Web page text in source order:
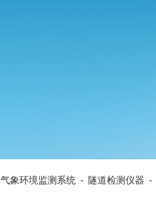
气象环境监测系统 - 隧道检测仪器 -